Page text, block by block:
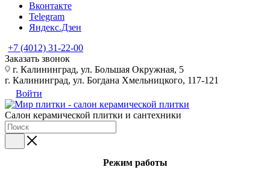
Вконтакте
Telegram
Яндекс.Дзен
+7 (4012) 31-22-00
Заказать звонок
г. Калининград, ул. Большая Окружная, 5
г. Калининград, ул. Богдана Хмельницкого, 117-121
Войти
Салон керамической плитки и сантехники
Режим работы